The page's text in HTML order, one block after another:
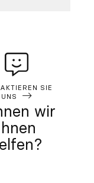
SIE
UNS
wir